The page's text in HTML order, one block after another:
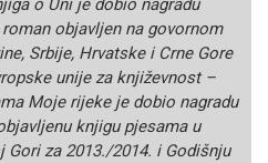
objavljen na govornom
Srbije, Hrvatske i Crne Gore
unije za književnost –
Moje rijeke je dobio nagradu
knjigu pjesama u
za 2013./2014. i Godišnju